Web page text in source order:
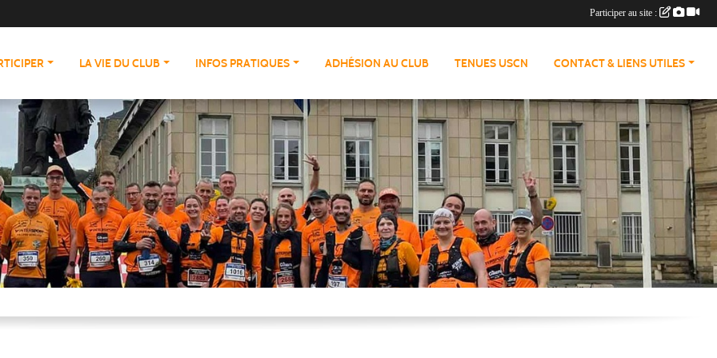
LA VIE DU CLUB INFOS PRATIQUES ADHÉSION AU CLUB TENUES USCN CONTACT & LIENS UTILES
Participer au site :